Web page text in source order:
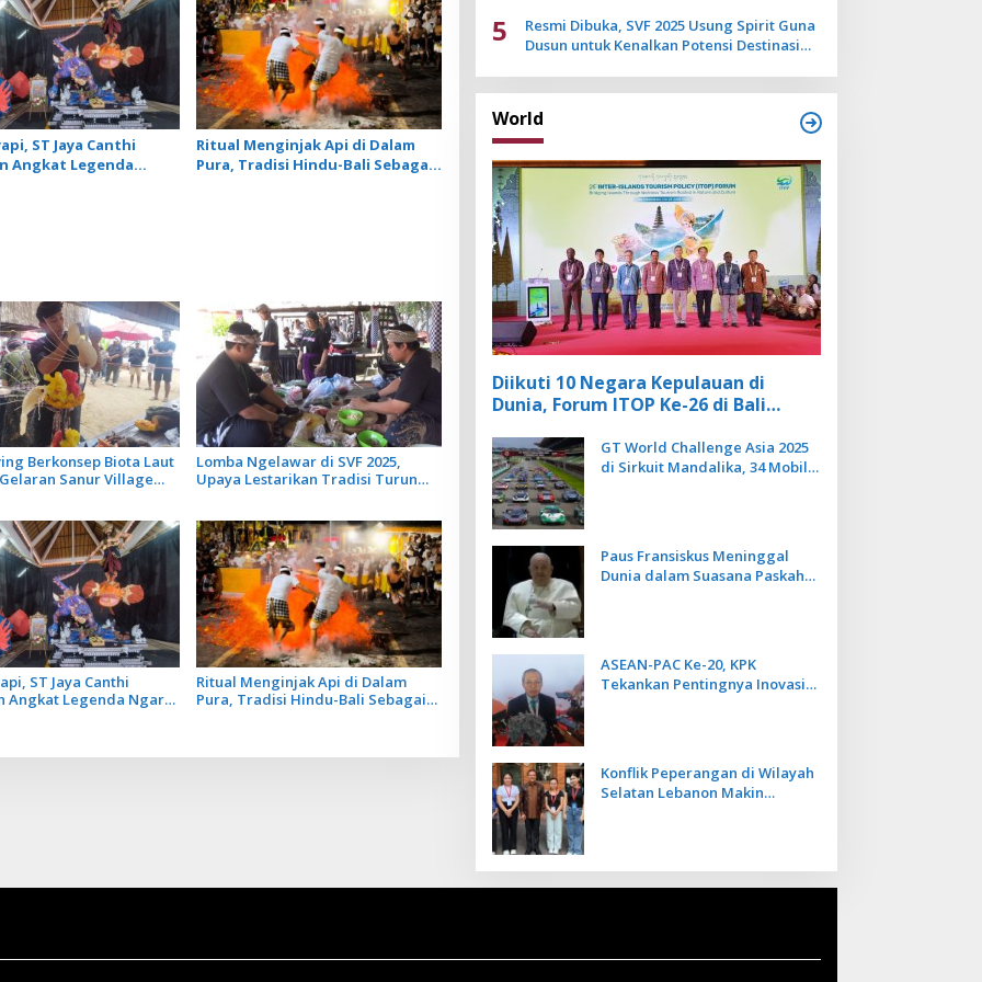
ST Jaya Canthi
Angkat Legenda
Ritual Menginjak Api di Dalam
Pura, Tradisi Hindu-Bali Sebagai
Berkonsep Biota Laut
Sanur Village
Lomba Ngelawar di SVF 2025,
Upaya Lestarikan Tradisi Turun
ST Jaya Canthi
Angkat Legenda Ngaro
Ritual Menginjak Api di Dalam
Pura, Tradisi Hindu-Bali Sebagai
5
Resmi Dibuka, SVF 2025 Usung Spirit Guna
Dusun untuk Kenalkan Potensi Destinasi
World
Diikuti 10 Negara Kepulauan di
Dunia, Forum ITOP Ke-26 di Bali
Berbasis Alam dan Budaya
GT World Challenge Asia 2025
di Sirkuit Mandalika, 34 Mobil
Paus Fransiskus Meninggal
Dunia dalam Suasana Paskah
ASEAN-PAC Ke-20, KPK
Tekankan Pentingnya Inovasi
Konflik Peperangan di Wilayah
Selatan Lebanon Makin